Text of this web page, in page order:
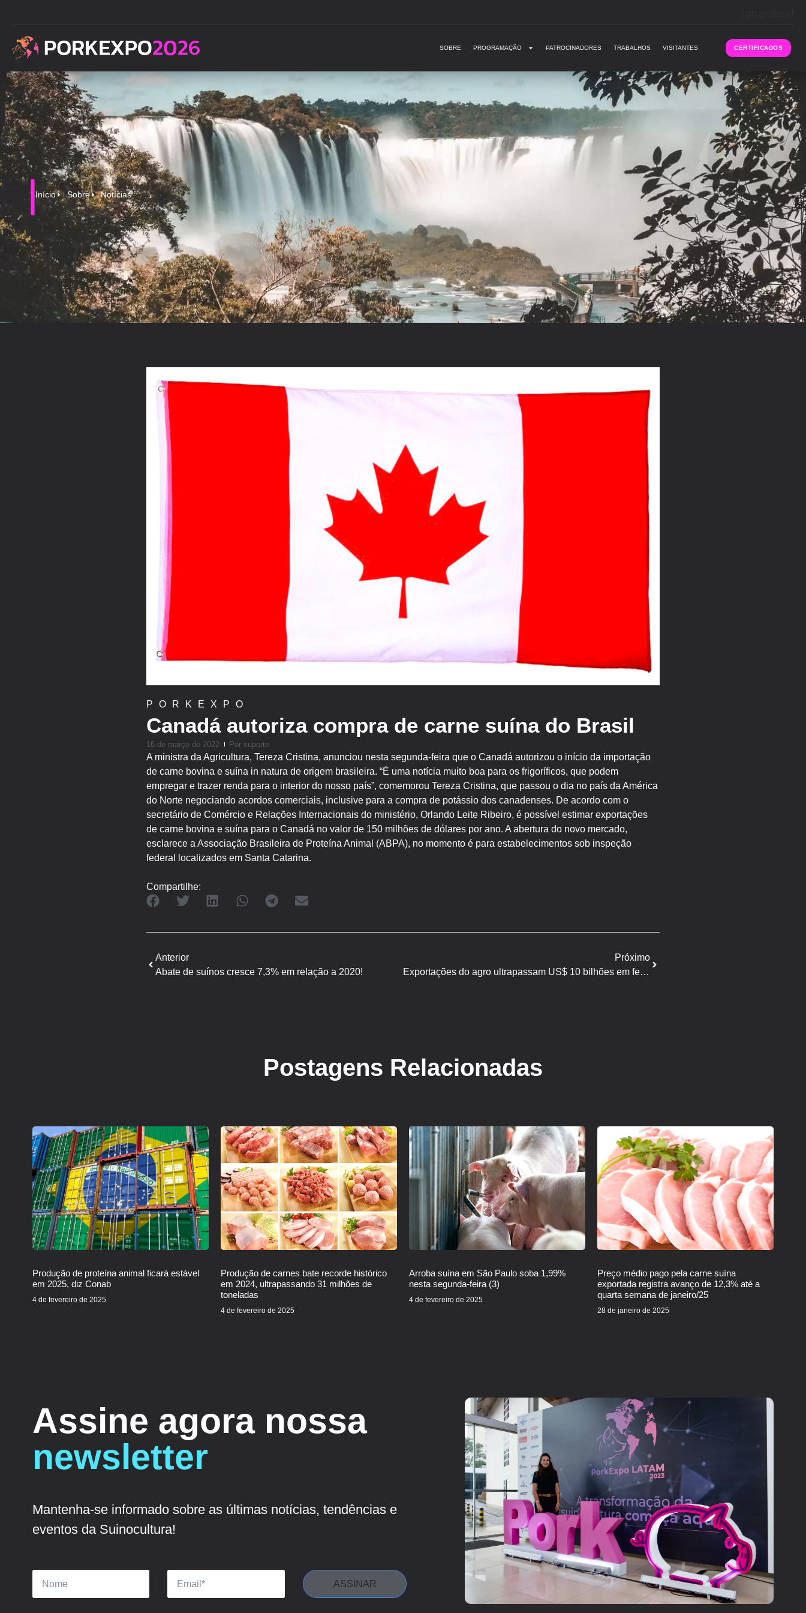
SOBRE PROGRAMAÇÃO PATROCINADORES TRABALHOS VISITANTES CERTIFICADOS
Início Sobre Notícias
PORKEXPO
Canadá autoriza compra de carne suína do Brasil
16 de março de 2022 Por suporte
A ministra da Agricultura, Tereza Cristina, anunciou nesta segunda-feira que o Canadá autorizou o início da importação
de carne bovina e suína in natura de origem brasileira. “É uma notícia muito boa para os frigoríficos, que podem
empregar e trazer renda para o interior do nosso país”, comemorou Tereza Cristina, que passou o dia no país da América
do Norte negociando acordos comerciais, inclusive para a compra de potássio dos canadenses. De acordo com o
secretário de Comércio e Relações Internacionais do ministério, Orlando Leite Ribeiro, é possível estimar exportações
de carne bovina e suína para o Canadá no valor de 150 milhões de dólares por ano. A abertura do novo mercado,
esclarece a Associação Brasileira de Proteína Animal (ABPA), no momento é para estabelecimentos sob inspeção
federal localizados em Santa Catarina.
Compartilhe:
Anterior
Abate de suínos cresce 7,3% em relação a 2020!
Próximo
Exportações do agro ultrapassam US$ 10 bilhões em fevereiro
Postagens Relacionadas
Produção de proteína animal ficará estável
em 2025, diz Conab
4 de fevereiro de 2025
Produção de carnes bate recorde histórico
em 2024, ultrapassando 31 milhões de
toneladas
4 de fevereiro de 2025
Arroba suína em São Paulo soba 1,99%
nesta segunda-feira (3)
4 de fevereiro de 2025
Preço médio pago pela carne suína
exportada registra avanço de 12,3% até a
quarta semana de janeiro/25
28 de janeiro de 2025
Assine agora nossa
newsletter
Mantenha-se informado sobre as últimas notícias, tendências e
eventos da Suinocultura!
ASSINAR